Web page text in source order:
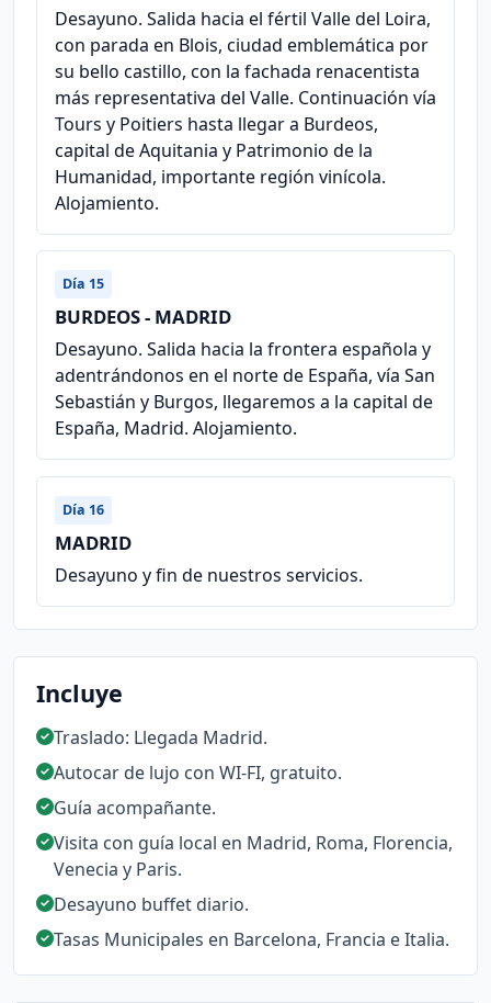
Desayuno. Salida hacia el fértil Valle del Loira,
con parada en Blois, ciudad emblemática por
su bello castillo, con la fachada renacentista
más representativa del Valle. Continuación vía
Tours y Poitiers hasta llegar a Burdeos,
capital de Aquitania y Patrimonio de la
Humanidad, importante región vinícola.
Alojamiento.
Día 15
BURDEOS - MADRID
Desayuno. Salida hacia la frontera española y
adentrándonos en el norte de España, vía San
Sebastián y Burgos, llegaremos a la capital de
España, Madrid. Alojamiento.
Día 16
MADRID
Desayuno y fin de nuestros servicios.
Incluye
Traslado: Llegada Madrid.
Autocar de lujo con WI-FI, gratuito.
Guía acompañante.
Visita con guía local en Madrid, Roma, Florencia,
Venecia y Paris.
Desayuno buffet diario.
Tasas Municipales en Barcelona, Francia e Italia.